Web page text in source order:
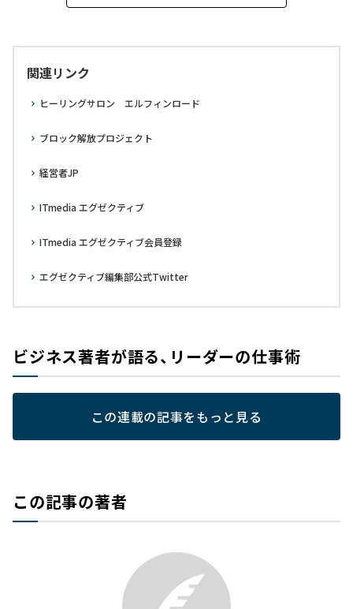
関連リンク
ヒーリングサロン エルフィンロード
ブロック解放プロジェクト
経営者JP
ITmedia エグゼクティブ
ITmedia エグゼクティブ会員登録
エグゼクティブ編集部公式Twitter
ビジネス著者が語る、リーダーの仕事術
この連載の記事をもっと見る
この記事の著者